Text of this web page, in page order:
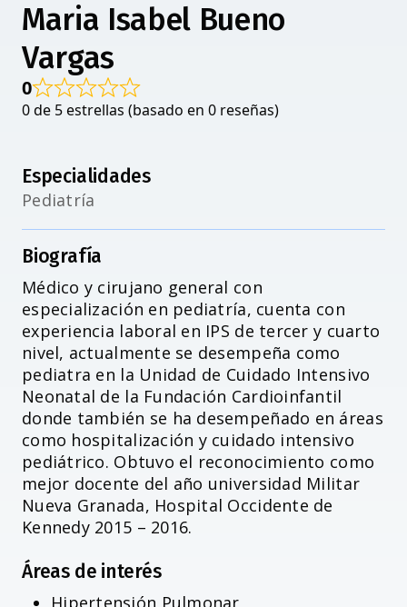
Accesibilidad
Maria Isabel Bueno
Vargas
0
0 de 5 estrellas (basado en 0 reseñas)
Especialidades
Pediatría
Biografía
Médico y cirujano general con
especialización en pediatría, cuenta con
experiencia laboral en IPS de tercer y cuarto
nivel, actualmente se desempeña como
pediatra en la Unidad de Cuidado Intensivo
Neonatal de la Fundación Cardioinfantil
donde también se ha desempeñado en áreas
como hospitalización y cuidado intensivo
pediátrico. Obtuvo el reconocimiento como
mejor docente del año universidad Militar
Nueva Granada, Hospital Occidente de
Kennedy 2015 – 2016.
Áreas de interés
Hipertensión Pulmonar